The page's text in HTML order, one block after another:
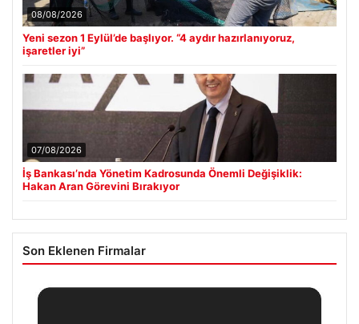
08/08/2026
Yeni sezon 1 Eylül’de başlıyor. “4 aydır hazırlanıyoruz,
işaretler iyi”
07/08/2026
İş Bankası’nda Yönetim Kadrosunda Önemli Değişiklik:
Hakan Aran Görevini Bırakıyor
Son Eklenen Firmalar